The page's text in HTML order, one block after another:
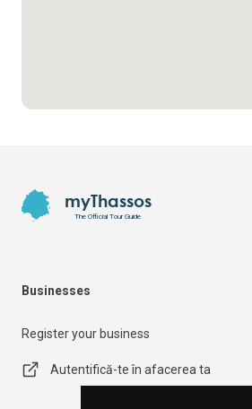
myThassos
The Official Tour Guide
Businesses
Register your business
Autentifică-te în afacerea ta